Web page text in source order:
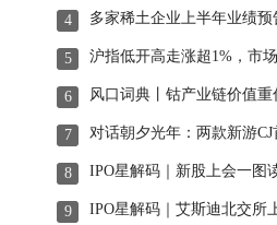
4 多家稀土企业上半年业绩预
5 沪指低开高走涨超1%，市
6 风口词典丨钴产业链价值重
7 对话朝夕光年：两款新游
8 IPO星解码｜新股上会一图
9 IPO星解码｜艾斯迪北交所